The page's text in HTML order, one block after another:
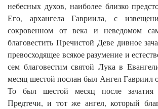
небесных духов, наиболее близко
Его, архангела Гавриила, с
сокровенном от века и неведомом
благовестить Пречистой Деве дивное
превосходящее всякое разумение и
сем благовестим святой Лука в
месяц шестой послан был Ангел Гавриил
То был шестой месяц после зачатия
Предтечи, и тот же ангел, который